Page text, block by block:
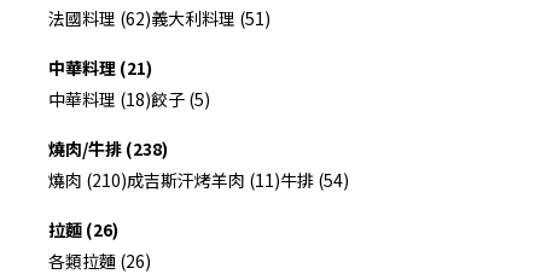
法國料理 (62)義大利料理 (51)
中華料理 (21)
中華料理 (18)餃子 (5)
燒肉/牛排 (238)
燒肉 (210)成吉斯汗烤羊肉 (11)牛排 (54)
拉麵 (26)
各類拉麵 (26)